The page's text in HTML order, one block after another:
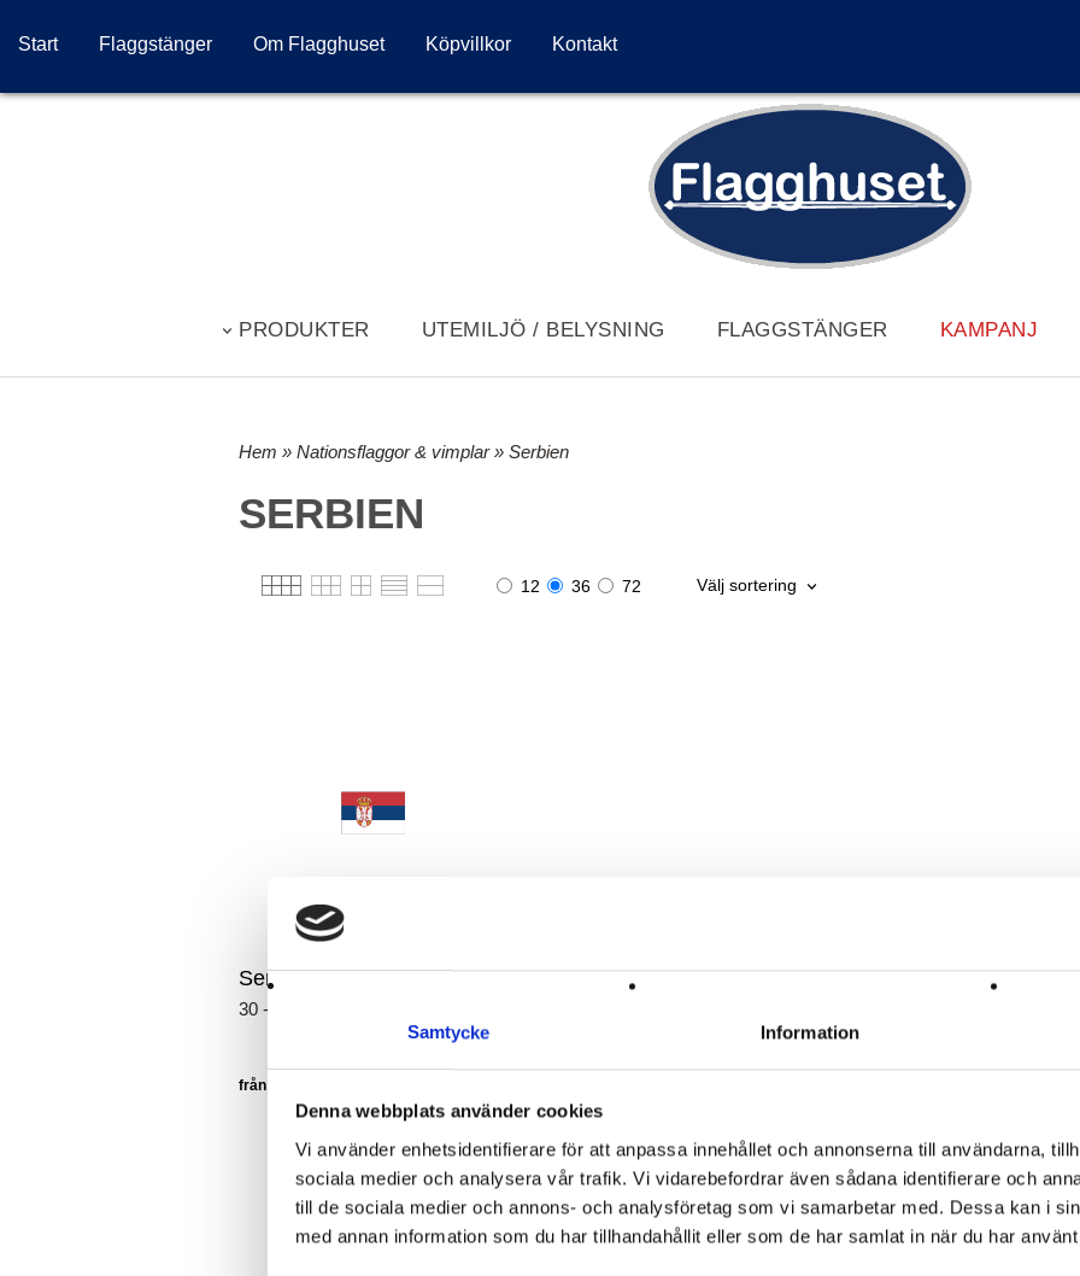
Samtycke Information
Denna webbplats använder cookies
Vi använder enhetsidentifierare för att anpassa innehållet och annonserna till användarna,
sociala medier och analysera vår trafik. Vi vidarebefordrar även sådana identifierare och
till de sociala medier och annons- och analysföretag som vi samarbetar med. Dessa kan i
med annan information som du har tillhandahållit eller som de har samlat in när du har
Start Flaggstänger Om Flagghuset Köpvillkor Kontakt
PRODUKTER UTEMILJÖ / BELYSNING FLAGGSTÄNGER KAMPANJ
Hem » Nationsflaggor & vimplar» Serbien
SERBIEN
12 36 72 Välj sortering
Serbien Flagga
30 - 300 cm
från